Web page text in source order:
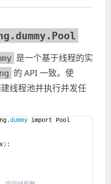
是一个基于线程的实
的 API 一致。使
线程池并执行并发任
dummy import Pool
x ) :